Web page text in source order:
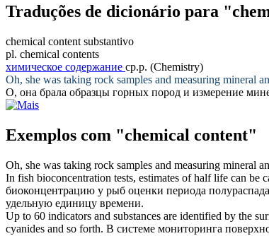
Traduções de dicionário para
chemical content substantivo
pl. chemical contents
химическое содержание ср.р. (Chemistry)
Oh, she was taking rock samples and measuring mineral
О, она брала образцы горных пород и измерение
Exemplos com "chemical content"
Oh, she was taking rock samples and measuring mineral
In fish bioconcentration tests, estimates of half life can be
биоконцентрацию у рыб оценки периода
удельную единицу времени.
Up to 60 indicators and substances are identified by the
cyanides and so forth. В системе мониторинга